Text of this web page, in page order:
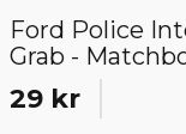
Ford Police
Grab -
29 kr